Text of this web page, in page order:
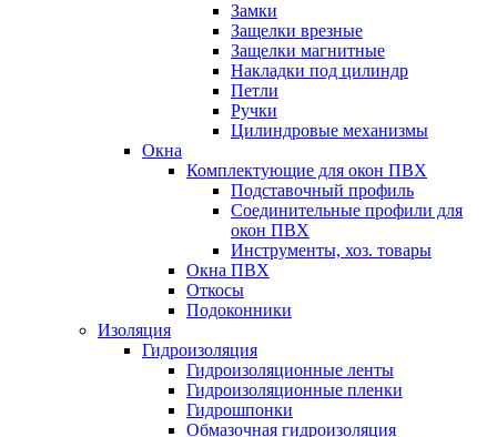
Замки
Защелки врезные
Защелки магнитные
Накладки под цилиндр
Петли
Ручки
Цилиндровые механизмы
Окна
Комплектующие для окон ПВХ
Подставочный профиль
Соединительные профили для
окон ПВХ
Инструменты, хоз. товары
Окна ПВХ
Откосы
Подоконники
Изоляция
Гидроизоляция
Гидроизоляционные ленты
Гидроизоляционные пленки
Гидрошпонки
Обмазочная гидроизоляция